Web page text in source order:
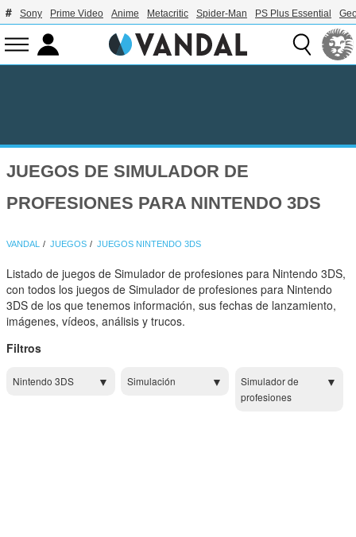
Sony Prime Video Anime Metacritic Spider-Man PS Plus Essential
JUEGOS DE SIMULADOR DE
PROFESIONES PARA NINTENDO 3DS
VANDAL JUEGOS JUEGOS NINTENDO 3DS
Listado de juegos de Simulador de profesiones para Nintendo 3DS,
con todos los juegos de Simulador de profesiones para Nintendo
3DS de los que tenemos información, sus fechas de lanzamiento,
imágenes, vídeos, análisis y trucos.
Filtros
Nintendo 3DS Simulación
Simulador de
profesiones